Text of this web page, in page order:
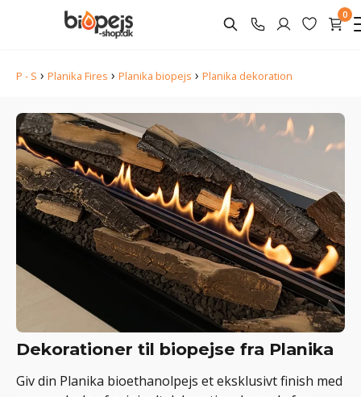
0
P - S › Planika Fires › Planika biopejs › Planika dekoration
Dekorationer til biopejse fra Planika
Giv din Planika bioethanolpejs et eksklusivt finish med